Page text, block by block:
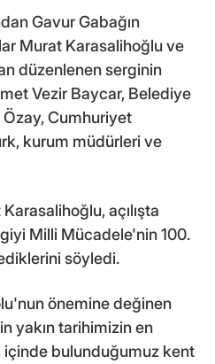
Gavur Gabağın
Murat Karasalihoğlu ve
düzenlenen serginin
Vezir Baycar, Belediye
Özay, Cumhuriyet
kurum müdürleri ve
açılışta
Milli Mücadele'nin 100.
söyledi.
önemine değinen
yakın tarihimizin en
içinde bulunduğumuz kent